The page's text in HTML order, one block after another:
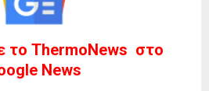
το ThermoNews στο
News